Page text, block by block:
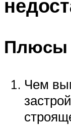
Плюсы
Чем